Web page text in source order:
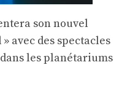
son nouvel
avec des spectacles
les planétariums